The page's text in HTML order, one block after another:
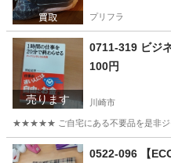
プリフラ
売ります
0711-319 ビジ
100円
川崎市
★★★★★ ご自宅にある不要品を是非ジモ
神奈川 川崎市 ビジネス、経済
0522-096 【